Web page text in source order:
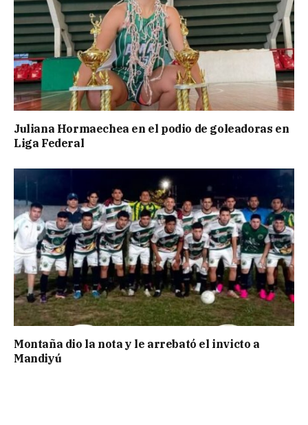
Juliana Hormaechea en el podio de goleadoras en
Liga Federal
Montaña dio la nota y le arrebató el invicto a
Mandiyú